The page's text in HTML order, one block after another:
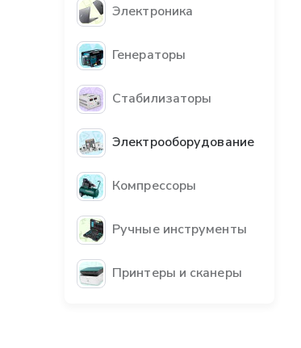
Электроника
Генераторы
Стабилизаторы
Электрооборудование
Компрессоры
Ручные инструменты
Принтеры и сканеры